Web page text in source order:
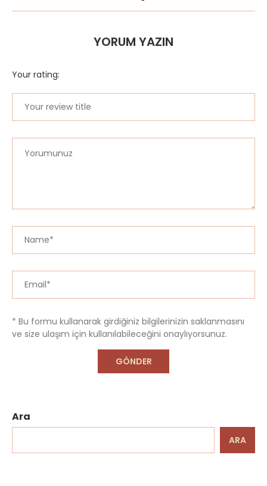
YORUM YAZIN
Your rating:
* Bu formu kullanarak girdiğiniz bilgilerinizin saklanmasını
ve size ulaşım için kullanılabileceğini onaylıyorsunuz.
Ara
ARA